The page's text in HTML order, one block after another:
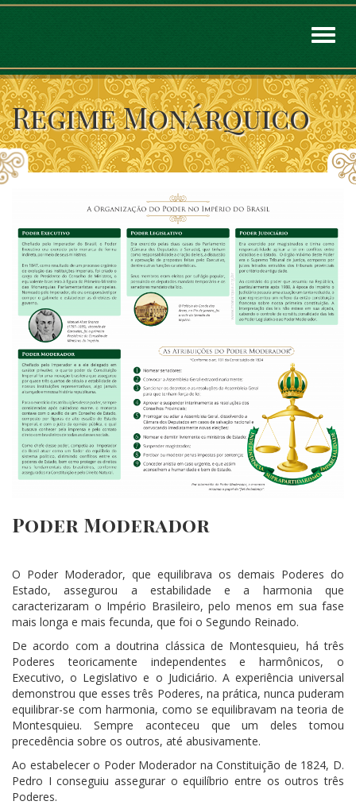
Regime Monárquico
Poder Moderador
O Poder Moderador, que equilibrava os demais Poderes do
Estado, assegurou a estabilidade e a harmonia que
caracterizaram o Império Brasileiro, pelo menos em sua fase
mais longa e mais fecunda, que foi o Segundo Reinado.
De acordo com a doutrina clássica de Montesquieu, há três
Poderes teoricamente independentes e harmônicos, o
Executivo, o Legislativo e o Judiciário. A experiência universal
demonstrou que esses três Poderes, na prática, nunca puderam
equilibrar-se com harmonia, como se equilibravam na teoria de
Montesquieu. Sempre aconteceu que um deles tomou
precedência sobre os outros, até abusivamente.
Ao estabelecer o Poder Moderador na Constituição de 1824, D.
Pedro I conseguiu assegurar o equilíbrio entre os outros três
Poderes.